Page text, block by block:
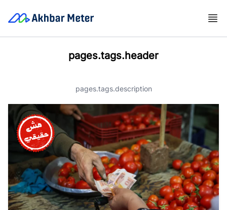
pages.tags.header
pages.tags.description